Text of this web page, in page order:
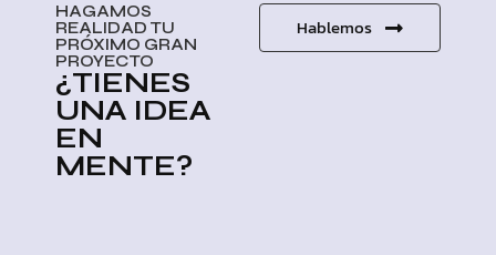
HAGAMOS
REALIDAD TU
PRÓXIMO GRAN
PROYECTO
¿TIENES
UNA IDEA
EN
MENTE?
Hablemos